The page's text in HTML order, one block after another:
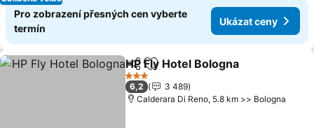
Pro zobrazení přesných cen vyberte
termín
Ukázat ceny
SdíletPřidat na seznam oblíbených
HP Fly Hotel Bologna
3 Počet hvězdiček
6,2
3 489
Calderara Di Reno, 5.8 km >> Bologna